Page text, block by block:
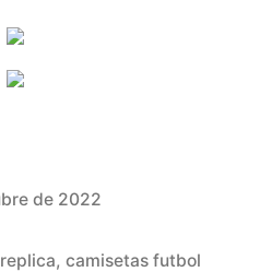
de 2022
, camisetas futbol